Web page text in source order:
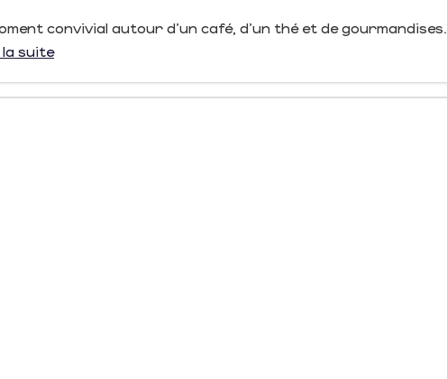
convivial autour d’un café, d’un thé et de gourmandises.
suite